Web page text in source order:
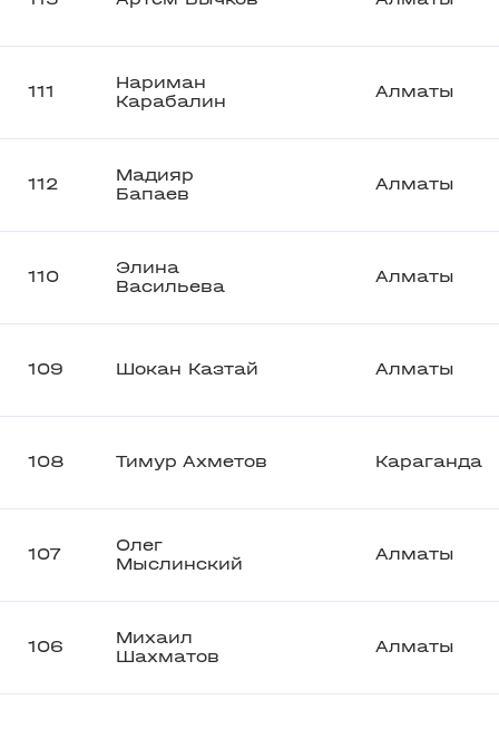
111
Нариман
Карабалин
Алматы
112
Мадияр
Бапаев
Алматы
110
Элина
Васильева
Алматы
109 Шокан Казтай Алматы
108 Тимур Ахметов Караганда
107
Олег
Мыслинский
Алматы
106
Михаил
Шахматов
Алматы